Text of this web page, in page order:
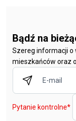
Bądź na
Szereg informacji o
mieszkańców oraz
Pytanie kontrolne*